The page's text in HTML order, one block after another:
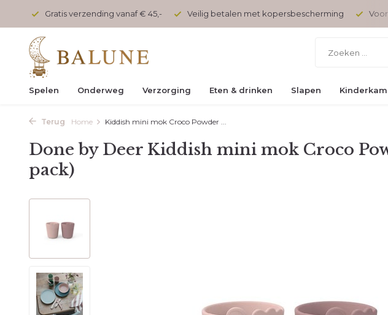
Gratis verzending vanaf € 45,- Veilig betalen met kopersbescherming
Spelen Onderweg Verzorging Eten & drinken Slapen
Terug Home Kiddish mini mok Croco Powder ...
Done by Deer Kiddish mini mok Croco
pack)